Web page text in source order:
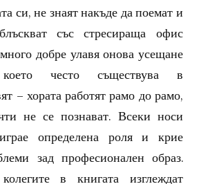
си, не знаят накъде да поемат и
със стресираща офис
добре улавя онова усещане
често съществува в
– хората работят рамо до рамо,
не се познават. Всеки носи
определена роля и крие
зад професионален образ.
в книгата изглеждат